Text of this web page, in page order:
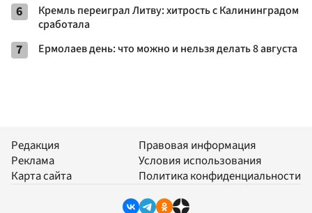
6
Кремль переиграл Литву: хитрость с Калининградом
сработала
7 Ермолаев день: что можно и нельзя делать 8 августа
Редакция
Реклама
Карта сайта
Правовая информация
Условия использования
Политика конфиденциальности